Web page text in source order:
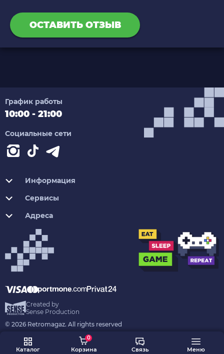
ОСТАВИТЬ ОТЗЫВ
График работы
10:00 - 21:00
Социальные сети
Информация
Сервисы
Адреса
Created by
Sense Production
© 2026 Retromagaz. All rights reserved
Каталог
0
Корзина Связь Меню